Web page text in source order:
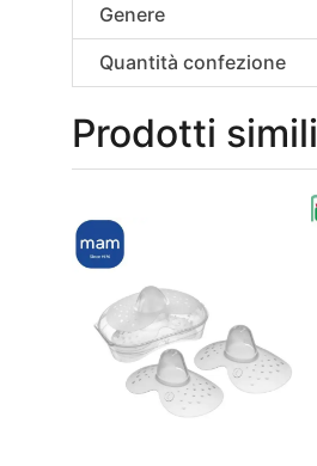
Genere
Quantità confezione
Prodotti simili